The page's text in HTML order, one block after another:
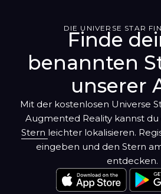
DIE UNIVERSE STAR
Finde
benannten
unserer
Mit der kostenlosen Universe
Augmented Reality kannst du
Stern leichter lokalisieren.
eingeben und den Stern
entdecken.